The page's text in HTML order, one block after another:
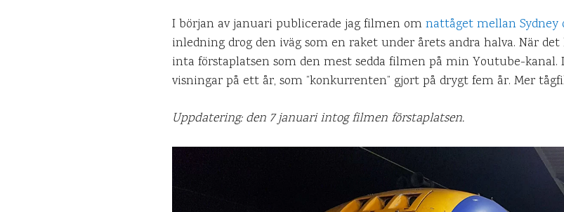
I början av januari publicerade jag filmen omnattåget mellan Sydney
inledning drog den iväg som en raket under årets andra halva. När
inta förstaplatsen som den mest sedda filmen på min Youtube-
visningar på ett år, som ”konkurrenten” gjort på drygt fem år. Mer
Uppdatering: den 7 januari intog filmen förstaplatsen.